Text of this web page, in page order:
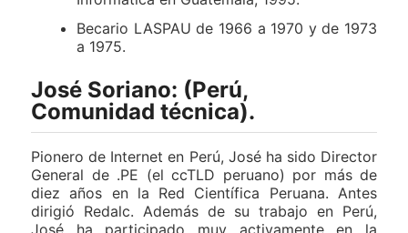
Becario LASPAU de 1966 a 1970 y de 1973
a 1975.
José Soriano: (Perú,
Comunidad técnica).
Pionero de Internet en Perú, José ha sido Director
General de .PE (el ccTLD peruano) por más de
diez años en la Red Científica Peruana. Antes
dirigió Redalc. Además de su trabajo en Perú,
José ha participado muy activamente en la